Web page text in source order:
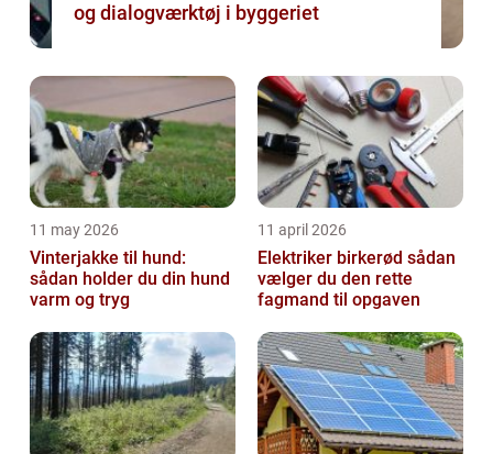
og dialogværktøj i byggeriet
11 may 2026
Vinterjakke til hund:
sådan holder du din hund
varm og tryg
11 april 2026
Elektriker birkerød sådan
vælger du den rette
fagmand til opgaven